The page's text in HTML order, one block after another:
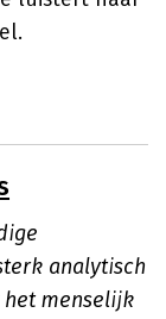
analytisch
menselijk